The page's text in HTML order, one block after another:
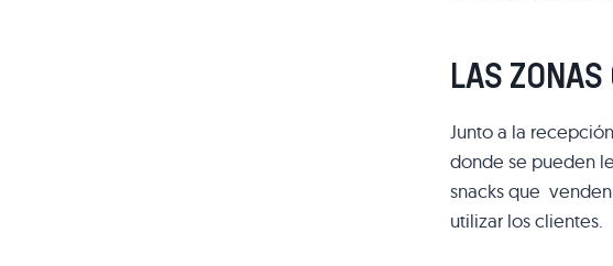
LAS
Junto a la
donde se pueden
snacks que
utilizar los clientes.